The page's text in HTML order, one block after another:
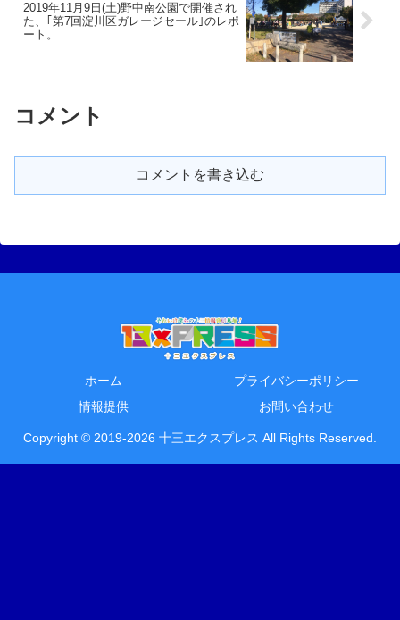
2019年11月9日(土)野中南公園で開催され
た、｢第7回淀川区ガレージセール｣のレポ
ート。
コメント
コメントを書き込む
ホーム
プライバシーポリシー
情報提供
お問い合わせ
Copyright © 2019-2026 十三エクスプレス All Rights Reserved.